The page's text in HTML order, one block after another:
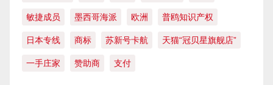
敏捷成员 墨西哥海派 欧洲 普鸥知识产权
日本专线 商标 苏新号卡航 天猫“冠贝星旗舰店”
一手庄家 赞助商 支付